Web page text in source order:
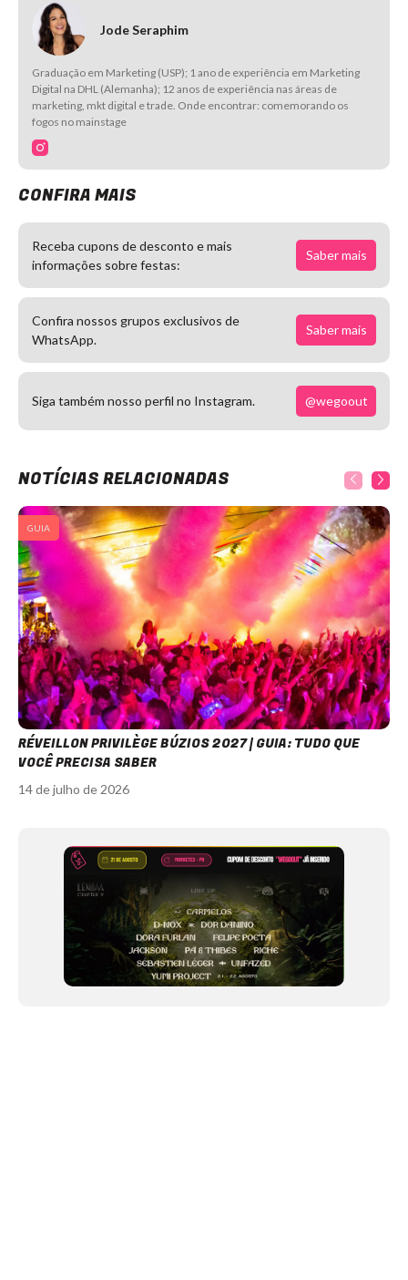
Jode Seraphim
Graduação em Marketing (USP); 1 ano de experiência em Marketing
Digital na DHL (Alemanha); 12 anos de experiência nas áreas de
marketing, mkt digital e trade. Onde encontrar: comemorando os
fogos no mainstage
CONFIRA MAIS
Receba cupons de desconto e mais
informações sobre festas:
Saber mais
Confira nossos grupos exclusivos de
WhatsApp.
Saber mais
Siga também nosso perfil no Instagram. @wegoout
NOTÍCIAS RELACIONADAS
GUIA
RÉVEILLON PRIVILÈGE BÚZIOS 2027 | GUIA: TUDO QUE
VOCÊ PRECISA SABER
14 de julho de 2026